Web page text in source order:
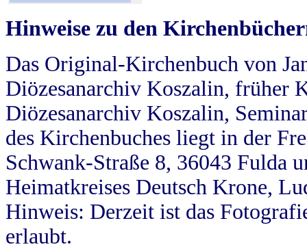
Hinweise zu den
Das Original-Kirchenbuch von
Diözesanarchiv Koszalin, früher
Diözesanarchiv Koszalin,
des Kirchenbuches liegt in der
Schwank-Straße 8, 36043 Fulda
Heimatkreises Deutsch Krone,
Hinweis: Derzeit ist das
erlaubt.